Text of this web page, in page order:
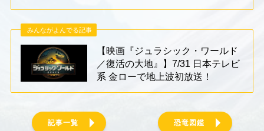
みんながよんでる記事
【映画『ジュラシック・ワールド
／復活の大地』】7/31 日本テレビ
系 金ローで地上波初放送！
記事一覧 恐竜図鑑